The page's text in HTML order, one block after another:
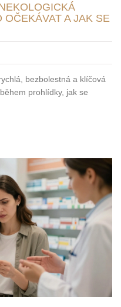
A JAK SE
bezbolestná a klíčová
prohlídky, jak se